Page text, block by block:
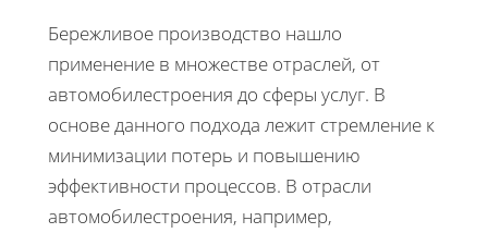
Бережливое производство нашло
применение в множестве отраслей, от
автомобилестроения до сферы услуг. В
основе данного подхода лежит стремление к
минимизации потерь и повышению
эффективности процессов. В отрасли
автомобилестроения, например,